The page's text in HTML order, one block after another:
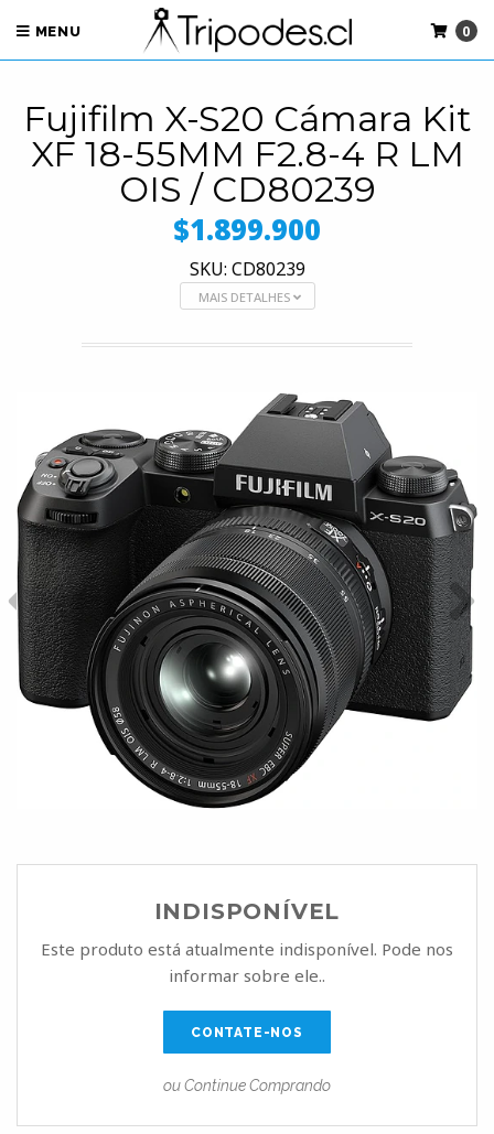
MENU 0
Fujifilm X-S20 Cámara Kit
XF 18-55MM F2.8-4 R LM
OIS / CD80239
$1.899.900
SKU: CD80239
MAIS DETALHES
INDISPONÍVEL
Este produto está atualmente indisponível. Pode nos
informar sobre ele..
CONTATE-NOS
ou Continue Comprando